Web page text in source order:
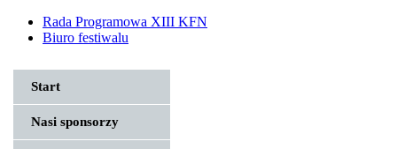
Rada Programowa XIII KFN
Biuro festiwalu
Start
Nasi sponsorzy